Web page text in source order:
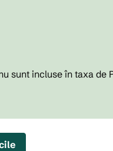
sunt incluse în taxa de